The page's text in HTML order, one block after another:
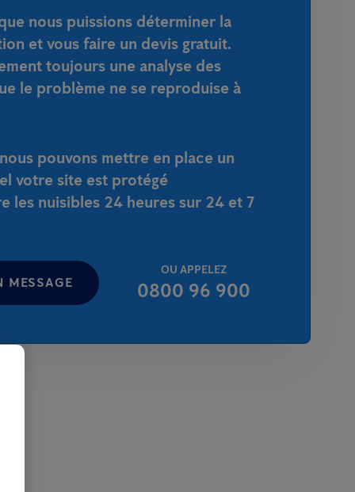
nous puissions déterminer la
et vous faire un devis gratuit.
toujours une analyse des
le problème ne se reproduise à
pouvons mettre en place un
votre site est protégé
les nuisibles 24 heures sur 24 et 7
MESSAGE
OU APPELEZ
0800 96 900